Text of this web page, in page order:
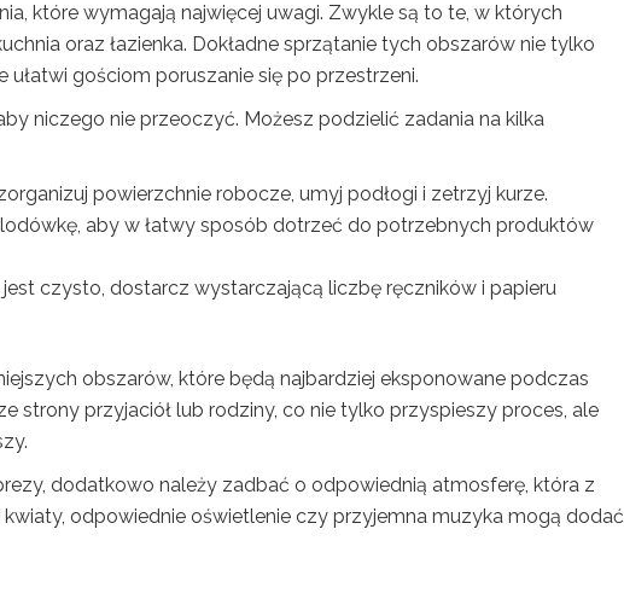
które wymagają najwięcej uwagi. Zwykle są to te, w których
oraz łazienka. Dokładne sprzątanie tych obszarów nie tylko
gościom poruszanie się po przestrzeni.
niczego nie przeoczyć. Możesz podzielić zadania na kilka
powierzchnie robocze, umyj podłogi i zetrzyj kurze.
aby w łatwy sposób dotrzeć do potrzebnych produktów
jest czysto, dostarcz wystarczającą liczbę ręczników i papieru
obszarów, które będą najbardziej eksponowane podczas
strony przyjaciół lub rodziny, co nie tylko przyspieszy proces, ale
dodatkowo należy zadbać o odpowiednią atmosferę, która z
kwiaty, odpowiednie oświetlenie czy przyjemna muzyka mogą dodać